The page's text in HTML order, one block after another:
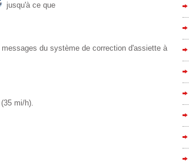
jusqu'à ce que
du système de correction d'assiette à
mi/h).